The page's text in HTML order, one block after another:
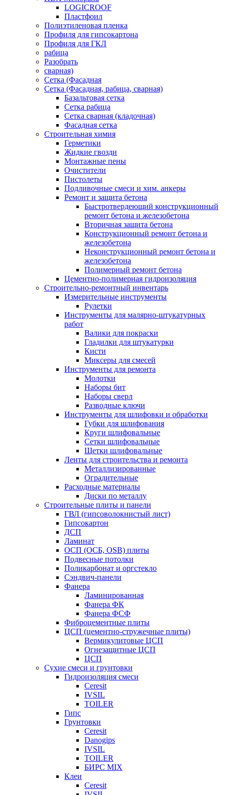
LOGICROOF
Плaстфoил
Полиэтиленовая пленка
Профиля для гипсокартона
Профиля для ГКЛ
рабица
Разобрать
сварная)
Сетка (Фасадная
Сетка (Фасадная, рабица, сварная)
Базальтовая сетка
Сетка рабица
Сетка сварная (кладочная)
Фасадная сетка
Строительная химия
Герметики
Жидкие гвозди
Монтажные пены
Очистители
Пистолеты
Подливочные смеси и хим. анкеры
Ремонт и защита бетона
Быстротвердеющий конструкционный
ремонт бетона и железобетона
Вторичная защита бетона
Конструкционный ремонт бетона и
железобетона
Неконструкционный ремонт бетона и
железобетона
Полимерный ремонт бетона
Цементно-полимерная гидроизоляция
Строительно-ремонтный инвентарь
Измерительные инструменты
Рулетки
Инструменты для малярно-штукатурных
работ
Валики для покраски
Гладилки для штукатурки
Кисти
Миксеры для смесей
Инструменты для ремонта
Молотки
Наборы бит
Наборы сверл
Разводные ключи
Инструменты для шлифовки и обработки
Губки для шлифования
Круги шлифовальные
Сетки шлифовальные
Щетки шлифовальные
Ленты для строительства и ремонта
Металлизированные
Оградительные
Расходные материалы
Диски по металлу
Строительные плиты и панели
ГВЛ (гипсоволокнистый лист)
Гипсокартон
ДСП
Ламинат
ОСП (ОСБ, OSB) плиты
Подвесные потолки
Поликарбонат и оргстекло
Сэндвич-панели
Фанера
Ламинированная
Фанера ФК
Фанера ФСФ
Фиброцементные плиты
ЦСП (цементно-стружечные плиты)
Вермикулитовые ЦСП
Огнезащитные ЦСП
ЦСП
Сухие смеси и грунтовки
Гидроизоляция смеси
Ceresit
IVSIL
TOILER
Гипс
Грунтовки
Ceresit
Danogips
IVSIL
TOILER
БИРС MIX
Клеи
Ceresit